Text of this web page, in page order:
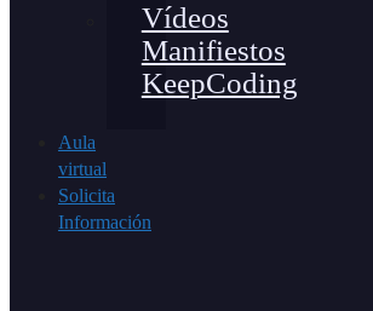
Vídeos
Manifiestos
KeepCoding
Aula
virtual
Solicita
Información